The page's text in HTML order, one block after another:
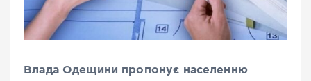
Влада Одещини пропонує населенню